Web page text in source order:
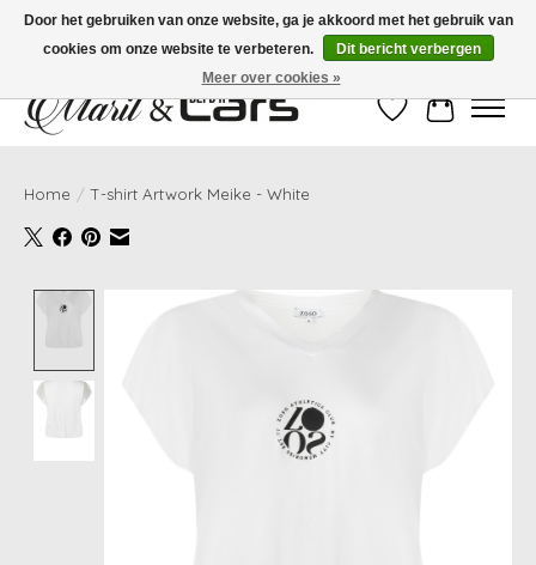
Gratis verzending vanaf €99,- | Voor 16:00 uur besteld, vandaag verzonden!
Verlanglijst
Home / T-shirt Artwork Meike - White
Product image slideshow Items
Door het gebruiken van onze website, ga je akkoord met het gebruik van
cookies om onze website te verbeteren.
Dit bericht verbergen
Meer over cookies »